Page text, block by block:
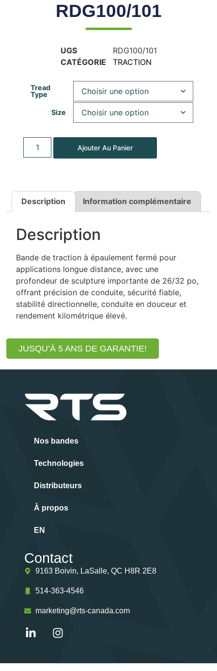
RDG100/101
UGS
RDG100/101
CATÉGORIE
TRACTION
Tread
Type
Size
Ajouter Au Panier
Description Information complémentaire
Description
Bande de traction à épaulement fermé pour
applications longue distance, avec une
profondeur de sculpture importante de 26/32 po,
offrant précision de conduite, sécurité fiable,
stabilité directionnelle, conduite en douceur et
rendement kilométrique élevé.
JUSQU’À 5 ANS DE GARANTIE!
Nos bandes
Technologies
Distributeurs
À propos
EN
Contact
9163 Boivin, LaSalle, QC H8R 2E8
514-363-4546
marketing@rts-canada.com